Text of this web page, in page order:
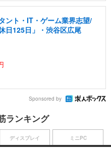
ント・IT・ゲーム業界志望/
日125日」・渋谷区広尾
Sponsored by
ランキング
ディスプレイ ミニPC